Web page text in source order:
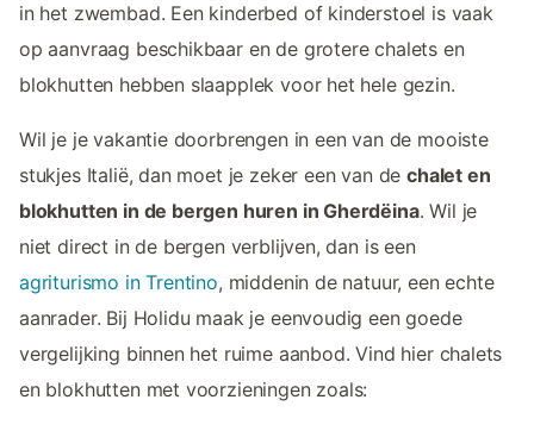
in het zwembad. Een kinderbed of kinderstoel is vaak
op aanvraag beschikbaar en de grotere chalets en
blokhutten hebben slaapplek voor het hele gezin.
Wil je je vakantie doorbrengen in een van de mooiste
stukjes Italië, dan moet je zeker een van dechalet en
blokhutten in de bergen huren in Gherdëina. Wil je
niet direct in de bergen verblijven, dan is een
agriturismo in Trentino, middenin de natuur, een echte
aanrader. Bij Holidu maak je eenvoudig een goede
vergelijking binnen het ruime aanbod. Vind hier chalets
en blokhutten met voorzieningen zoals: